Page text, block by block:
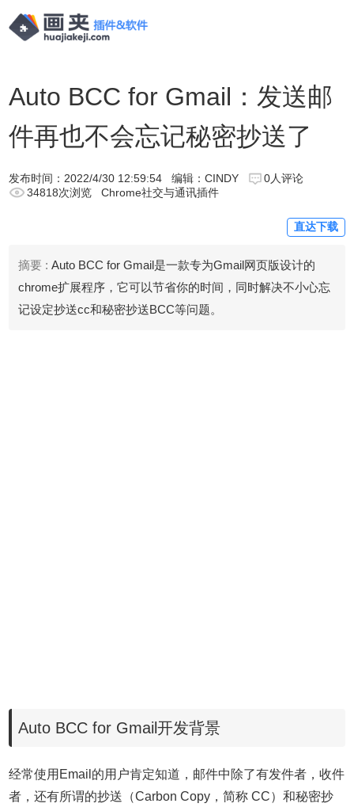
Auto BCC for Gmail：发送邮
件再也不会忘记秘密抄送了
发布时间： 2022/4/30 12:59:54 编辑：CINDY
0人评论
34818次浏览
Chrome社交与通讯插件
直达下载
摘要 : Auto BCC for Gmail是一款专为Gmail网页版设计的
chrome扩展程序，它可以节省你的时间，同时解决不小心忘
记设定抄送cc和秘密抄送BCC等问题。
Auto BCC for Gmail开发背景
经常使用Email的用户肯定知道，邮件中除了有发件者，收件
者，还有所谓的抄送（Carbon Copy，简称 CC）和秘密抄